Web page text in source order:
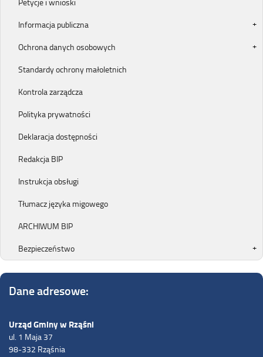
Informacja publiczna
Ochrona danych osobowych
Standardy ochrony małoletnich
Kontrola zarządcza
Polityka prywatności
Deklaracja dostępności
Redakcja BIP
Instrukcja obsługi
Tłumacz języka migowego
ARCHIWUM BIP
Bezpieczeństwo
Dane adresowe:
Urząd Gminy w Rząśni
ul. 1 Maja 37
98-332 Rząśnia